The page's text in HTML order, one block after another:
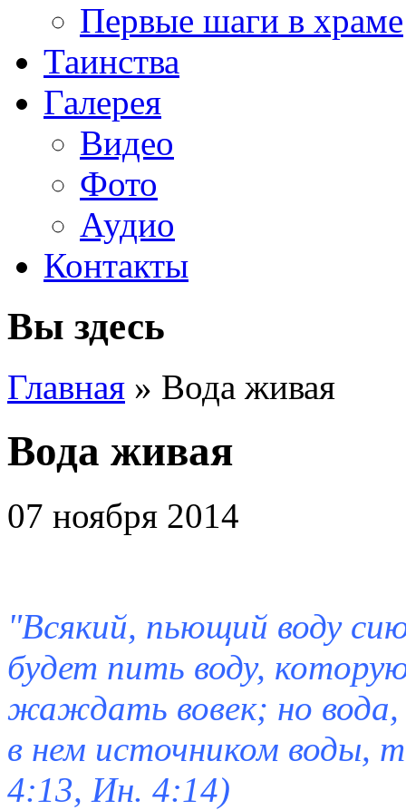
Первые шаги в храме
Таинства
Галерея
Видео
Фото
Аудио
Контакты
Вы здесь
Главная » Вода живая
Вода живая
07 ноября 2014
"Всякий, пьющий воду
будет пить воду,
жаждать вовек; но
в нем источником воды,
4:13, Ин. 4:14)